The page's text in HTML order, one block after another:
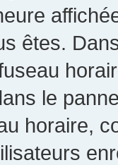
êtes.
le
horaire,